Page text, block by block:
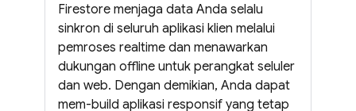
Firestore menjaga data Anda selalu
sinkron di seluruh aplikasi klien melalui
pemroses realtime dan menawarkan
dukungan offline untuk perangkat seluler
dan web. Dengan demikian, Anda dapat
mem-build aplikasi responsif yang tetap